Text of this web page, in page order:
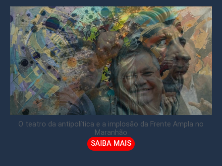
O teatro da antipolítica e a implosão da Frente Ampla no
Maranhão
SAIBA MAIS